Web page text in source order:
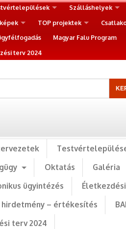
Szálláshelyek
TOP projektek
Magyar Falu Program
terv 2024
Oktatás Galéria
ügyintézés
hirdetmény – értékesítés
terv 2024